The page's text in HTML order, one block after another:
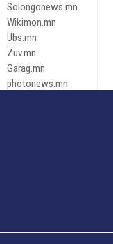
Solongonews.mn
Wikimon.mn
Ubs.mn
Zuv.mn
Garag.mn
photonews.mn
Эрх зүй